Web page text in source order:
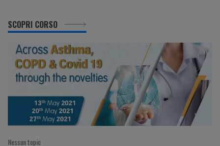
SCOPRI CORSO
Nessun topic